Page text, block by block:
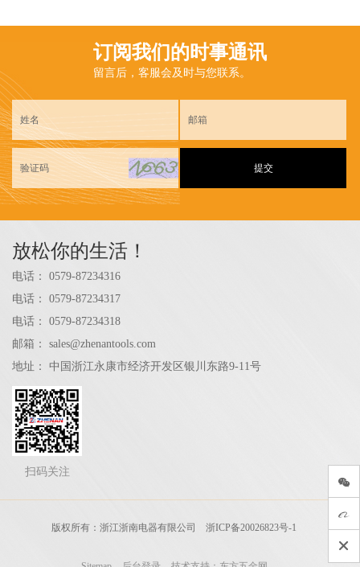
订阅我们的时事通讯
留言后，客服会及时与您联系。
提交
放松你的生活！
电话：
0579-87234316
电话：
0579-87234317
电话：
0579-87234318
邮箱：
sales@zhenantools.com
地址：
中国浙江永康市经济开发区银川东路9-11号
扫码关注
版权所有：浙江浙南电器有限公司 浙ICP备20026823号-1